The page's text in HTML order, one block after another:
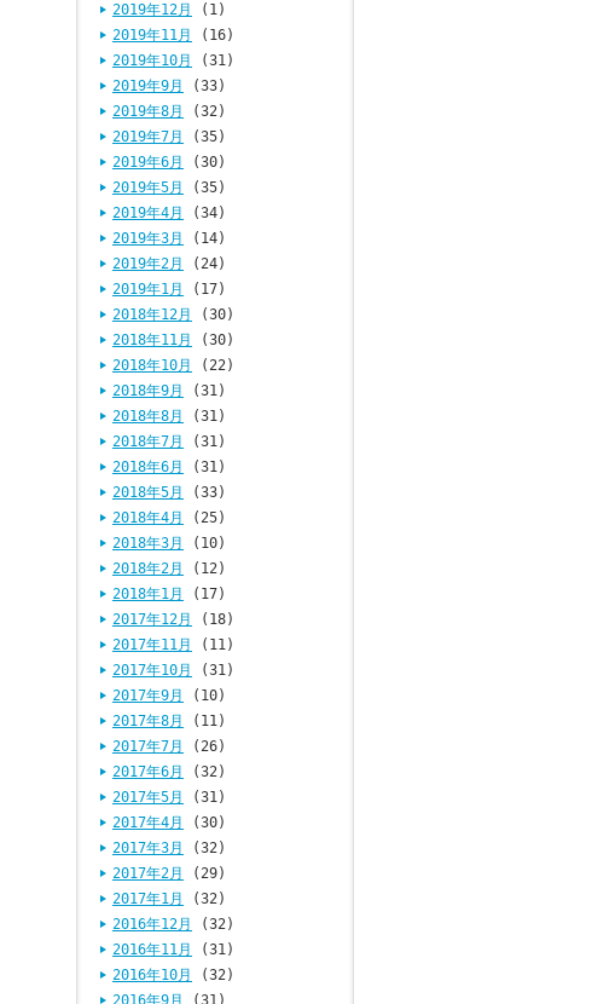
2019年12月
(1)
2019年11月
(16)
2019年10月
(31)
2019年9月
(33)
2019年8月
(32)
2019年7月
(35)
2019年6月
(30)
2019年5月
(35)
2019年4月
(34)
2019年3月
(14)
2019年2月
(24)
2019年1月
(17)
2018年12月
(30)
2018年11月
(30)
2018年10月
(22)
2018年9月
(31)
2018年8月
(31)
2018年7月
(31)
2018年6月
(31)
2018年5月
(33)
2018年4月
(25)
2018年3月
(10)
2018年2月
(12)
2018年1月
(17)
2017年12月
(18)
2017年11月
(11)
2017年10月
(31)
2017年9月
(10)
2017年8月
(11)
2017年7月
(26)
2017年6月
(32)
2017年5月
(31)
2017年4月
(30)
2017年3月
(32)
2017年2月
(29)
2017年1月
(32)
2016年12月
(32)
2016年11月
(31)
2016年10月
(32)
2016年9月
(31)